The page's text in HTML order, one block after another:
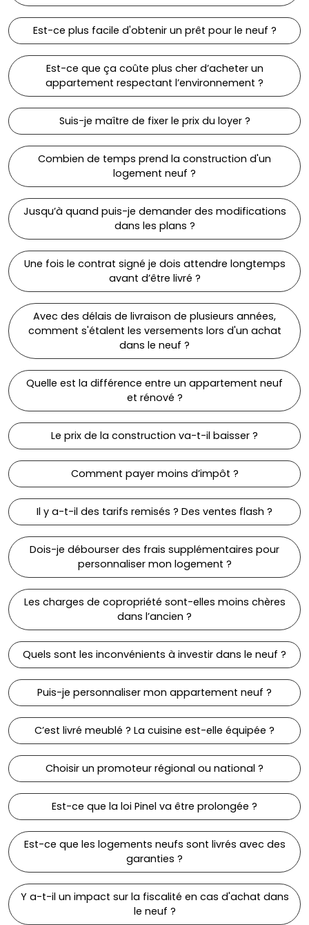
Est-ce plus facile d'obtenir un prêt pour le neuf ?
Est-ce que ça coûte plus cher d’acheter un
appartement respectant l’environnement ?
Suis-je maître de fixer le prix du loyer ?
Combien de temps prend la construction d'un
logement neuf ?
Jusqu’à quand puis-je demander des modifications
dans les plans ?
Une fois le contrat signé je dois attendre longtemps
avant d’être livré ?
Avec des délais de livraison de plusieurs années,
comment s'étalent les versements lors d'un achat
dans le neuf ?
Quelle est la différence entre un appartement neuf
et rénové ?
Le prix de la construction va-t-il baisser ?
Comment payer moins d’impôt ?
Il y a-t-il des tarifs remisés ? Des ventes flash ?
Dois-je débourser des frais supplémentaires pour
personnaliser mon logement ?
Les charges de copropriété sont-elles moins chères
dans l’ancien ?
Quels sont les inconvénients à investir dans le neuf ?
Puis-je personnaliser mon appartement neuf ?
C’est livré meublé ? La cuisine est-elle équipée ?
Choisir un promoteur régional ou national ?
Est-ce que la loi Pinel va être prolongée ?
Est-ce que les logements neufs sont livrés avec des
garanties ?
Y a-t-il un impact sur la fiscalité en cas d'achat dans
le neuf ?